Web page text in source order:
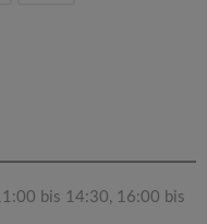
bis 14:30, 16:00 bis